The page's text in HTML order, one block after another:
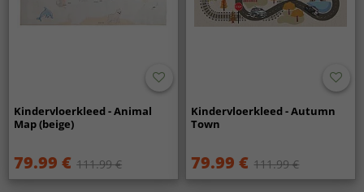
Kindervloerkleed - Animal
Map (beige)
79.99 € 111.99 €
Kindervloerkleed - Autumn
Town
79.99 € 111.99 €